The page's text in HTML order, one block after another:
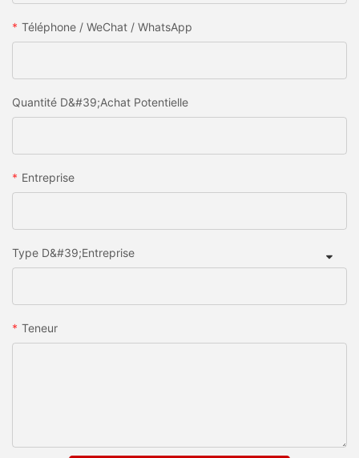
Téléphone / WeChat / WhatsApp
Quantité D&#39;achat Potentielle
Entreprise
Type D&#39;entreprise
Teneur